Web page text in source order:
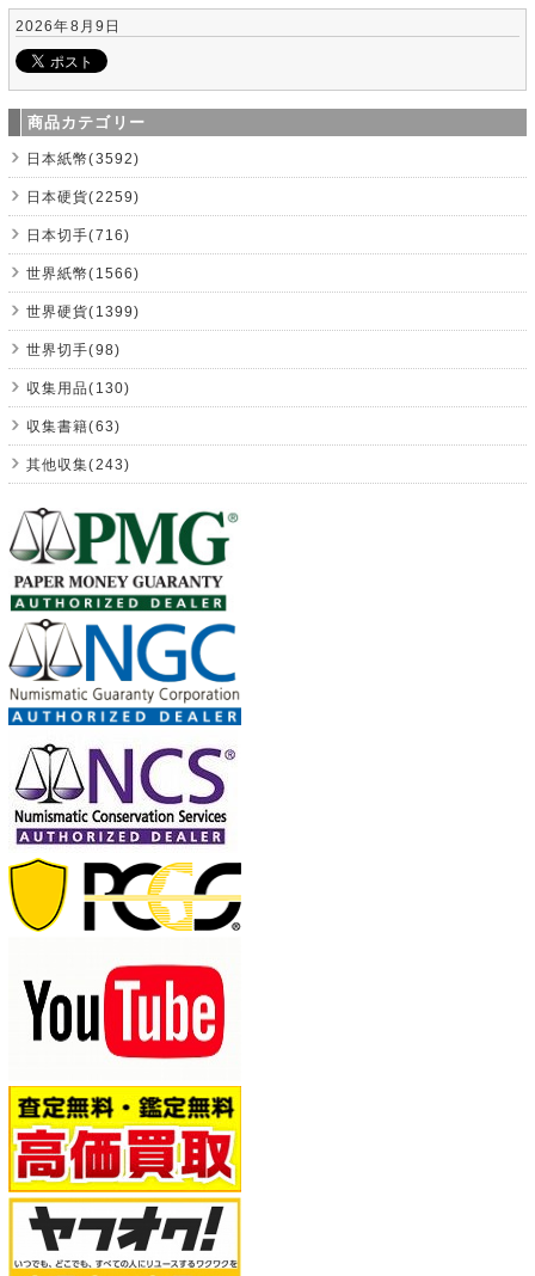
2026年8月9日
商品カテゴリー
日本紙幣(3592)
日本硬貨(2259)
日本切手(716)
世界紙幣(1566)
世界硬貨(1399)
世界切手(98)
収集用品(130)
収集書籍(63)
其他収集(243)